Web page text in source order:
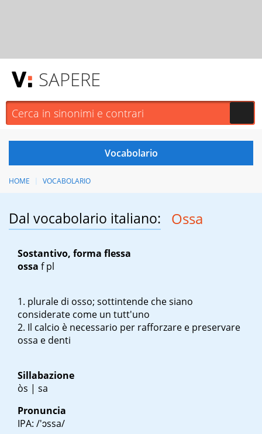
SAPERE
HOME VOCABOLARIO
Dal vocabolario italiano: Ossa
Sostantivo, forma flessa
ossa f pl
plurale di osso; sottintende che siano
considerate come un tutt'uno
Il calcio è necessario per rafforzare e preservare
ossa e denti
Sillabazione
òs | sa
Pronuncia
IPA: /'ɔssa/